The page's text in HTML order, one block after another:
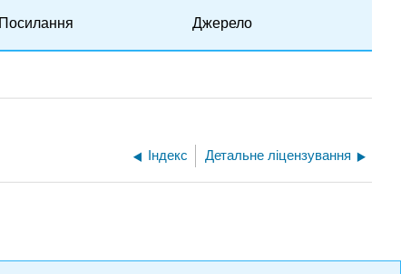
Посилання Джерело
Індекс Детальне ліцензування